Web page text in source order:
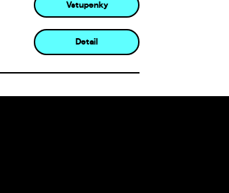
Vstupenky
Detail